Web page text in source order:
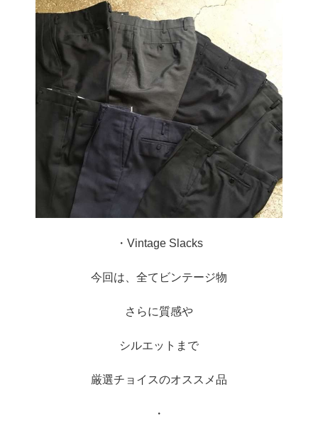
・Vintage Slacks
今回は、全てビンテージ物
さらに質感や
シルエットまで
厳選チョイスのオススメ品
・